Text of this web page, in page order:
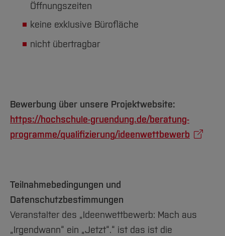
Öffnungszeiten
keine exklusive Bürofläche
nicht übertragbar
Bewerbung über unsere Projektwebsite:
https://hochschule-gruendung.de/beratung-
programme/qualifizierung/ideenwettbewerb
Teilnahmebedingungen und
Datenschutzbestimmungen
Veranstalter des „Ideenwettbewerb: Mach aus
„Irgendwann“ ein „Jetzt“.“ ist das ist die